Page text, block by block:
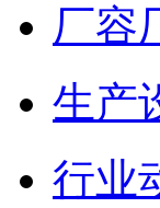
厂容
生产
行业